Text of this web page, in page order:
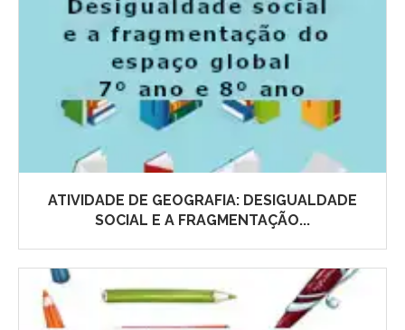
ATIVIDADE DE GEOGRAFIA: DESIGUALDADE
SOCIAL E A FRAGMENTAÇÃO...